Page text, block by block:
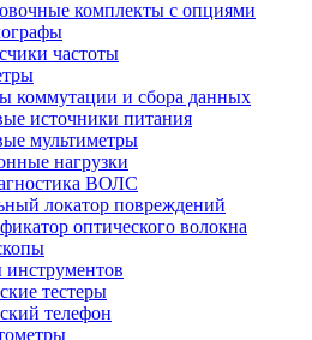
комплекты с опциями
частоты
коммутации и сбора данных
источники питания
мультиметры
нагрузки
ВОЛС
локатор повреждений
оптического волокна
тестеры
телефон